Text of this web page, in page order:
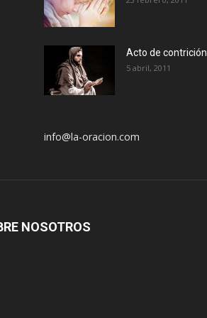
Acto de contrición
5 abril, 2011
info@la-oracion.com
NOSOTROS